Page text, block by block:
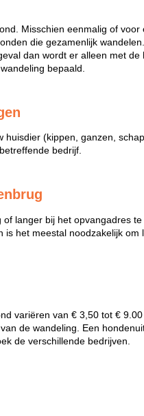
Misschien eenmalig of
die gezamenlijk
dan wordt er alleen met
bepaald.
huisdier (kippen, ganzen,
bedrijf.
langer bij het opvangadres
is het meestal noodzakelijk
variëren van € 3,50 tot €
de wandeling. Een
de verschillende bedrijven.